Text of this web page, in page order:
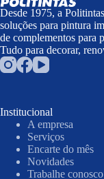
Desde 1975, a
soluções para pintura
de complementos para
Tudo para decorar,
Institucional
A empresa
Serviços
Encarte do mês
Novidades
Trabalhe conosco